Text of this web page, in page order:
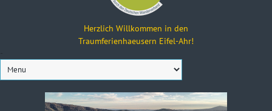
Herzlich Willkommen in den
Traumferienhaeusern Eifel-Ahr!